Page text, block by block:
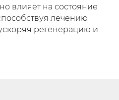
влияет на состояние
лечению
регенерацию и